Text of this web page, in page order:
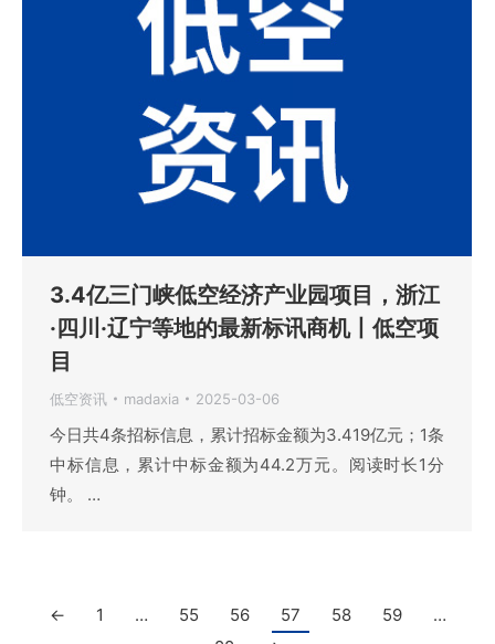
3.4亿三门峡低空经济产业园项目，浙江
·四川·辽宁等地的最新标讯商机丨低空项
目
低空资讯 madaxia 2025-03-06
今日共4条招标信息，累计招标金额为3.419亿元；1条
中标信息，累计中标金额为44.2万元。阅读时长1分
钟。 …
← 1 … 55 56 57 58 59
…